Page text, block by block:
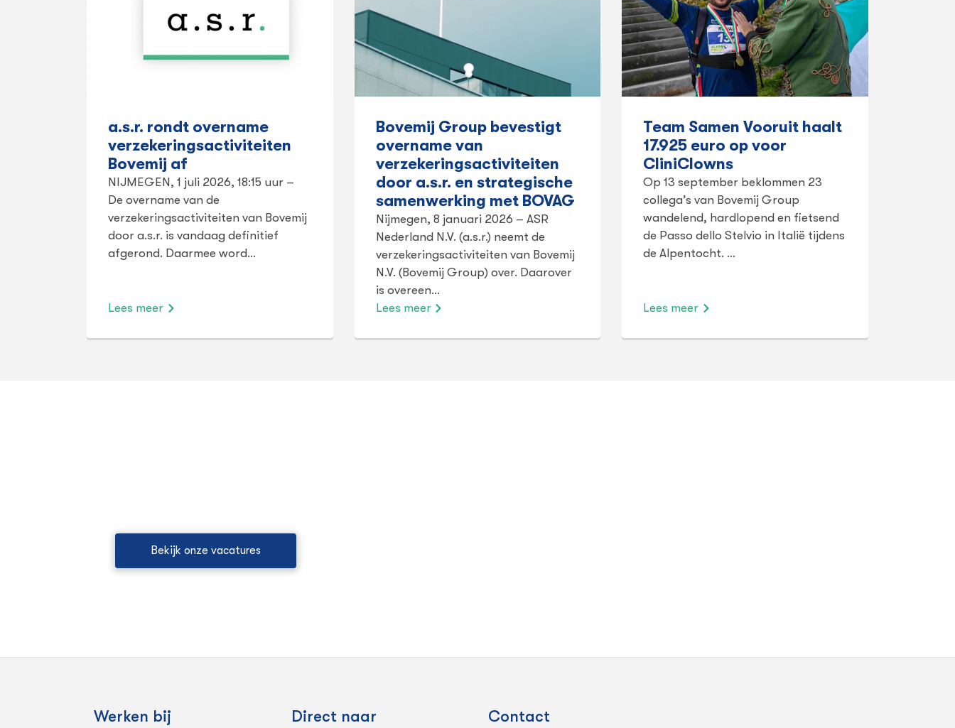
a.s.r. rondt overname
verzekeringsactiviteiten
Bovemij af
NIJMEGEN, 1 juli 2026, 18:15 uur –
De overname van de
verzekeringsactiviteiten van Bovemij
door a.s.r. is vandaag definitief
afgerond. Daarmee word…
Lees meer
Bovemij Group bevestigt
overname van
verzekeringsactiviteiten
door a.s.r. en strategische
samenwerking met BOVAG
Nijmegen, 8 januari 2026 – ASR
Nederland N.V. (a.s.r.) neemt de
verzekeringsactiviteiten van Bovemij
N.V. (Bovemij Group) over. Daarover
is overeen…
Lees meer
Team Samen Vooruit haalt
17.925 euro op voor
CliniClowns
Op 13 september beklommen 23
collega’s van Bovemij Group
wandelend, hardlopend en fietsend
de Passo dello Stelvio in Italië tijdens
de Alpentocht. …
Lees meer
Bekijk onze vacatures
Werken bij Direct naar Contact